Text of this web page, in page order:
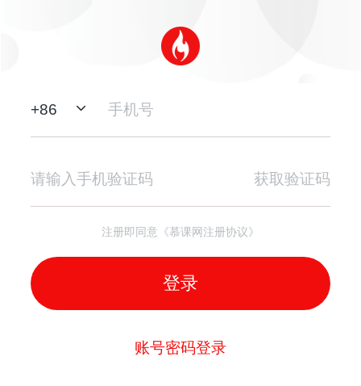
+86
获取验证码
注册即同意《慕课网注册协议》
登录
账号密码登录